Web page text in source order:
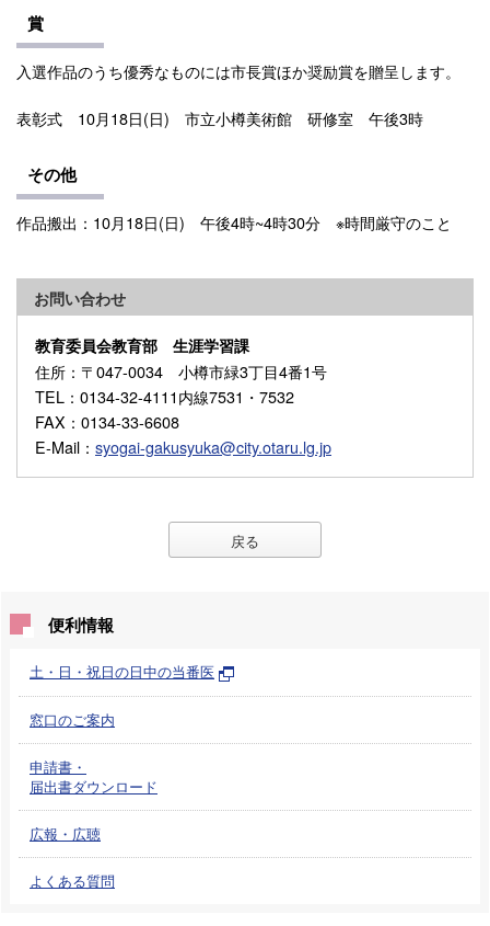
賞
入選作品のうち優秀なものには市長賞ほか奨励賞を贈呈します。
表彰式 10月18日(日) 市立小樽美術館 研修室 午後3時
その他
作品搬出：10月18日(日) 午後4時~4時30分 ※時間厳守のこと
お問い合わせ
教育委員会教育部 生涯学習課
住所 ：〒047-0034 小樽市緑3丁目4番1号
TEL ：0134-32-4111内線7531・7532
FAX ：0134-33-6608
E-Mail ： syogai-gakusyuka@city.otaru.lg.jp
戻る
便利情報
土・日・祝日の日中の当番医
窓口のご案内
申請書・
届出書ダウンロード
広報・広聴
よくある質問